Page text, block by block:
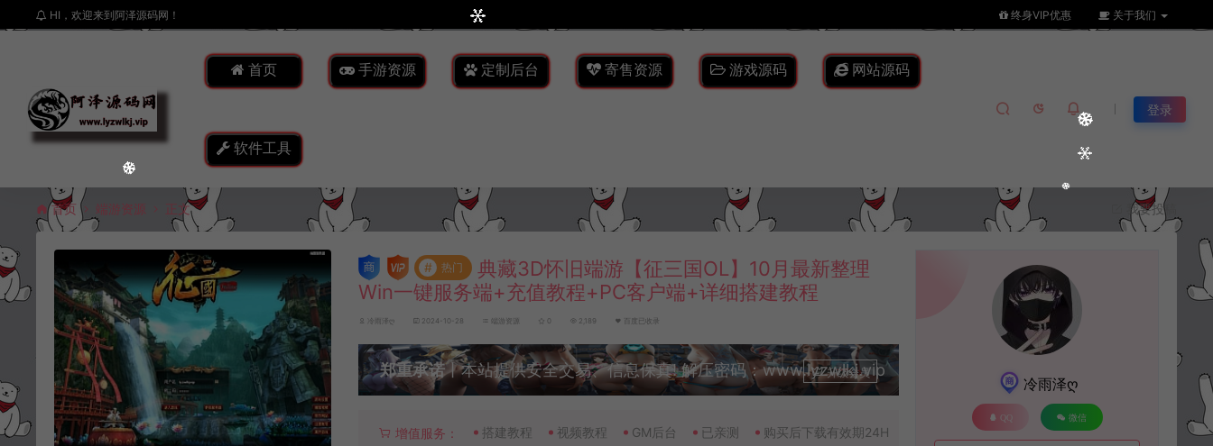
HI，欢迎来到阿泽源码网！ 终身VIP优惠 关于我们
首页 手游资源 定制后台 寄售资源 游戏源码 网站源码
软件工具
登录
首页 端游资源 正文 我要投稿
# 热门
典藏3D怀旧端游【征三国OL】10月最新整理
Win一键服务端+充值教程+PC客户端+详细搭建教程
冷雨泽ღ 2024-10-28 端游资源 0 2,189 百度已收录
郑重承诺丨本站提供安全交易、信息保真! 解压密码：www.lyzwlkj.vip
升级会员
增值服务： 搭建教程 视频教程 GM后台 已亲测 购买后下载有效期24H
冷雨泽ღ
QQ 微信